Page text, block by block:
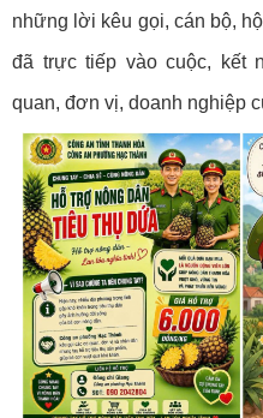
những lời kêu gọi, cán bộ,
đã trực tiếp vào cuộc, kết
quan, đơn vị, doanh nghiệp